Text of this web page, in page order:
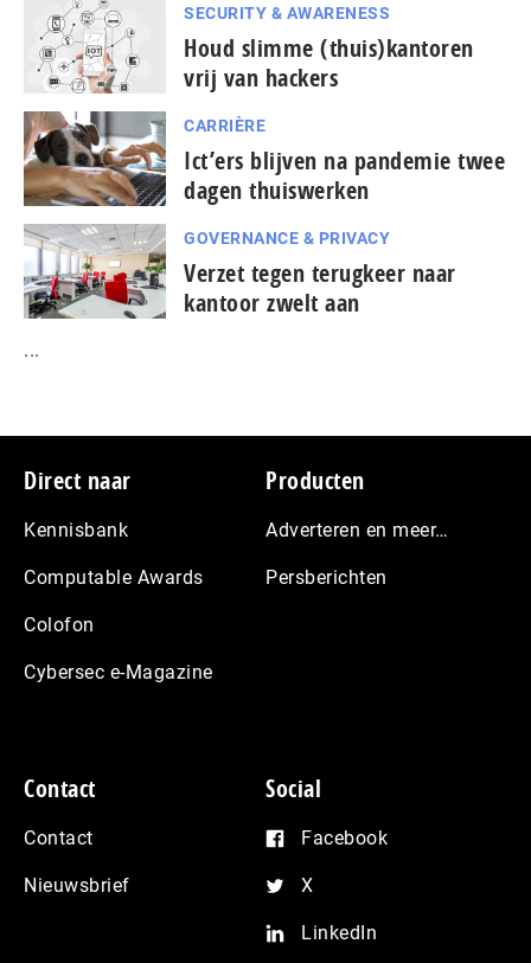
SECURITY & AWARENESS
Houd slimme (thuis)kantoren
vrij van hackers
CARRIÈRE
Ict’ers blijven na pandemie twee
dagen thuiswerken
GOVERNANCE & PRIVACY
Verzet tegen terugkeer naar
kantoor zwelt aan
...
Footer
Direct naar
Kennisbank
Computable Awards
Colofon
Cybersec e-Magazine
Producten
Adverteren en meer…
Persberichten
Contact
Contact
Nieuwsbrief
Social
Facebook
X
LinkedIn